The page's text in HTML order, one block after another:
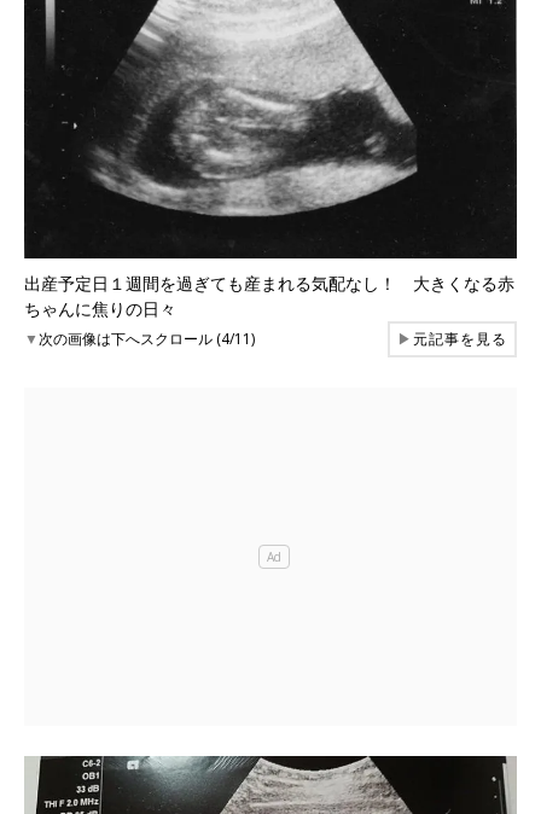
出産予定日１週間を過ぎても産まれる気配なし！ 大きくなる赤
ちゃんに焦りの日々
▼次の画像は下へスクロール (4/11) ▶元記事を見る